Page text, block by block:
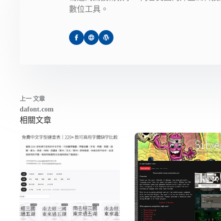
數位工具。
上一 文章
dafont.com
相關文章